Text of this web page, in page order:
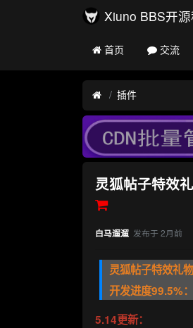
Xiuno BBS开
首页 交流
插件
灵狐帖子特效
白马遛遛 发布于 2月前
灵狐帖子特效礼
开发进度99.5%
5.14更新：